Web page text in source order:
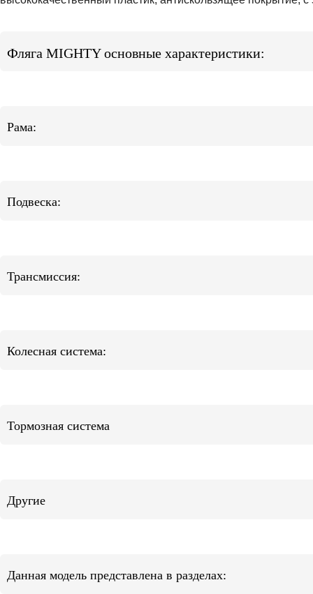
Фляга MIGHTY основные характеристики:
Рама:
Подвеска:
Трансмиссия:
Колесная система:
Тормозная система
Другие
Данная модель представлена в разделах: